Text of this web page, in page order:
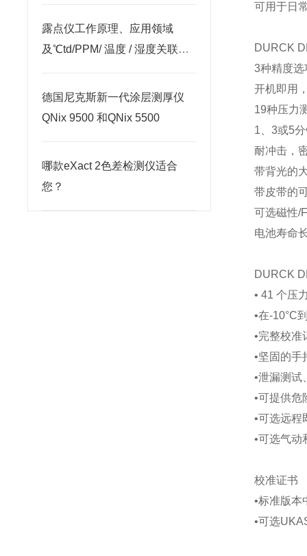
露点仪工作原理、应用领域
及℃td/PPM/ 温度 / 湿度关联关
德国尼克斯新一代涂层测厚仪
QNix 9500 和QNix 5500
哪款eXact 2色差检测仪适合
您？
可用于日
DURCK
3种精度选
开机即用
19种压力
1、3或5
耐冲击，
带背光的
带皮带的
可选磁性/
电池寿命
DURCK
• 41 个压
•在-10°C
•完整校准
•坚固的手
•泄漏测试
•可提供危
•可选远程
•可选气动
校准证书
•标准版
•可选